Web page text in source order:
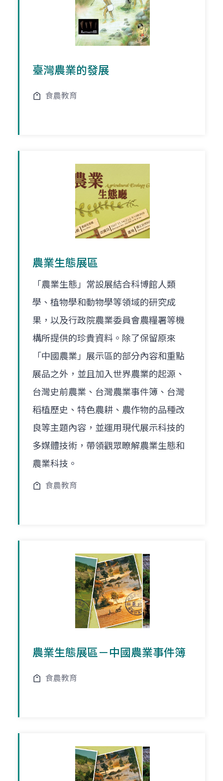
臺灣農業的發展
食農教育
農業生態展區
「農業生態」常設展結合科博館人類
學、植物學和動物學等領域的研究成
果，以及行政院農業委員會農糧署等機
構所提供的珍貴資料。除了保留原來
「中國農業」展示區的部分內容和重點
展品之外，並且加入世界農業的起源、
台灣史前農業、台灣農業事件簿、台灣
稻植歷史、特色農耕、農作物的品種改
良等主題內容，並運用現代展示科技的
多媒體技術，帶領觀眾瞭解農業生態和
農業科技。
食農教育
農業生態展區－中國農業事件簿
食農教育